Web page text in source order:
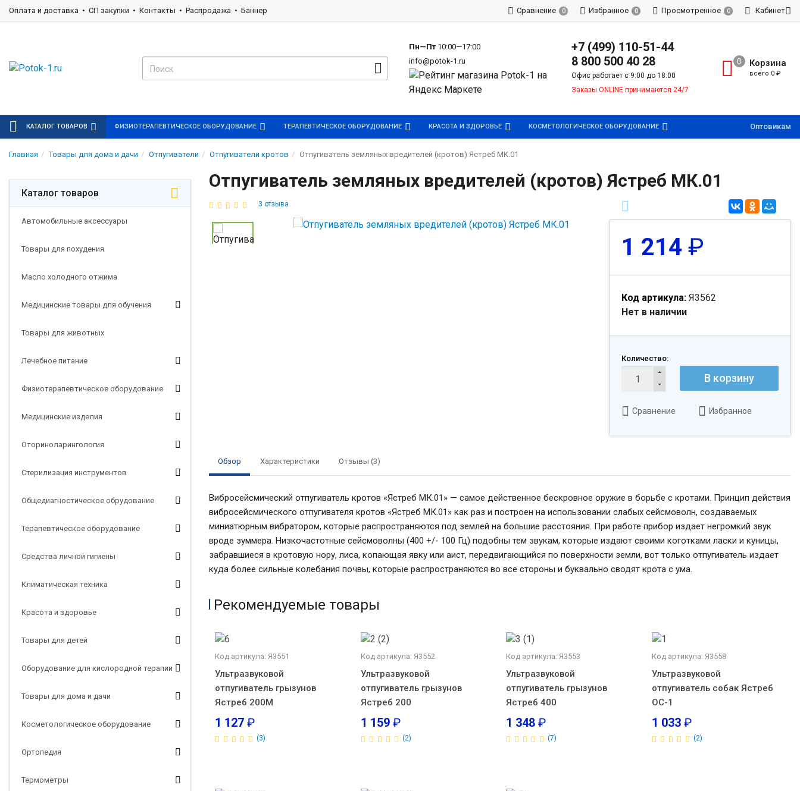
Оплата и доставка СП закупки Контакты Распродажа Баннер Сравнение 0 Избранное 0 Просмотренное 0 Кабинет
Пн—Пт10:00—17:00
info@potok-1.ru
+7 (499) 110-51-44
8 800 500 40 28
Офис работает с 9:00 до 18:00
Заказы ONLINE принимаются 24/7
Корзина
всего 0 ₽
КАТАЛОГ ТОВАРОВ ФИЗИОТЕРАПЕВТИЧЕСКОЕ ОБОРУДОВАНИЕ ТЕРАПЕВТИЧЕСКОЕ ОБОРУДОВАНИЕ КРАСОТА И ЗДОРОВЬЕ КОСМЕТОЛОГИЧЕСКОЕ ОБОРУДОВАНИЕ Оптовикам
Главная Товары для дома и дачи Отпугиватели Отпугиватели кротов Отпугиватель земляных вредителей (кротов) Ястреб МК.01
Каталог товаров
Автомобильные аксессуары
Товары для похудения
Масло холодного отжима
Медицинские товары для обучения
Товары для животных
Лечебное питание
Физиотерапевтическое оборудование
Медицинские изделия
Оториноларингология
Стерилизация инструментов
Общедиагностическое обрудование
Терапевтическое оборудование
Средства личной гигиены
Климатическая техника
Красота и здоровье
Товары для детей
Оборудование для кислородной терапии
Товары для дома и дачи
Косметологическое оборудование
Ортопедия
Термометры
Отпугиватель земляных вредителей (кротов) Ястреб МК.01
3 отзыва
1 214 ₽
Код артикула: Я3562
Нет в наличии
Количество:
В корзину
Сравнение Избранное
Обзор Характеристики Отзывы (3)
Вибросейсмический отпугиватель кротов «Ястреб МК.01» — самое действенное бескровное оружие в борьбе с кротами. Принцип действия
вибросейсмического отпугивателя кротов «Ястреб МК.01» как раз и построен на использовании слабых сейсмоволн, создаваемых
миниатюрным вибратором, которые распространяются под землей на большие расстояния. При работе прибор издает негромкий звук
вроде зуммера. Низкочастотные сейсмоволны (400 +/- 100 Гц) подобны тем звукам, которые издают своими коготками ласки и куницы,
забравшиеся в кротовую нору, лиса, копающая явку или аист, передвигающийся по поверхности земли, вот только отпугиватель издает
куда более сильные колебания почвы, которые распространяются во все стороны и буквально сводят крота с ума.
Рекомендуемые товары
Код артикула: Я3551
Ультразвуковой
отпугиватель грызунов
Ястреб 200М
1 127 ₽
(3)
Код артикула: Я3552
Ультразвуковой
отпугиватель грызунов
Ястреб 200
1 159 ₽
(2)
Код артикула: Я3553
Ультразвуковой
отпугиватель грызунов
Ястреб 400
1 348 ₽
(7)
Код артикула: Я3558
Ультразвуковой
отпугиватель собак Ястреб
ОС-1
1 033 ₽
(2)